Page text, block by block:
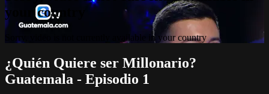
your country
Sorry, video is not currently available in your country
¿Quién Quiere ser Millonario?
Guatemala - Episodio 1